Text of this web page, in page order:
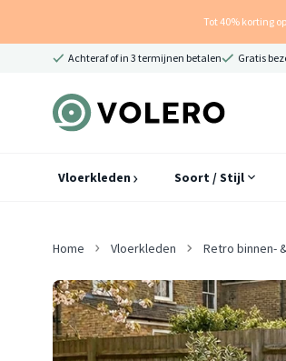
Tot 40% korting
Achteraf of in 3 termijnen betalen Gratis
Vloerkleden Soort / Stijl
Home Vloerkleden Retro binnen-